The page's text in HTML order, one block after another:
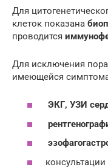
Для
клеток показана
проводится
Для исключения
имеющейся
ЭКГ, УЗИ